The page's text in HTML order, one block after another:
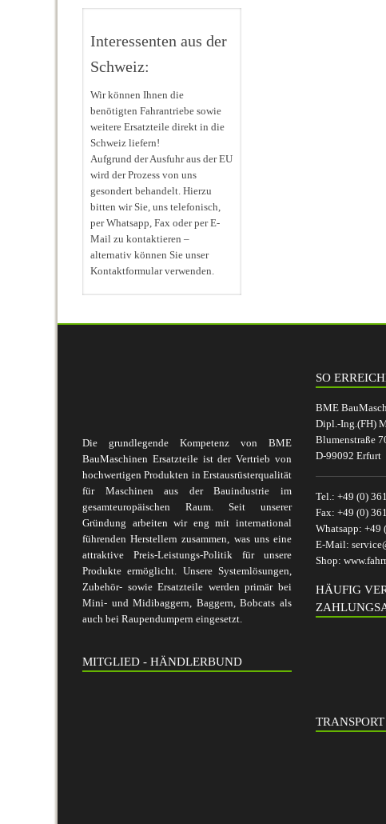
Interessenten aus der
Schweiz:
Wir können Ihnen die
benötigten Fahrantriebe sowie
weitere Ersatzteile direkt in die
Schweiz liefern!
Aufgrund der Ausfuhr aus der EU
wird der Prozess von uns
gesondert behandelt. Hierzu
bitten wir Sie, uns telefonisch,
per Whatsapp, Fax oder per E-
Mail zu kontaktieren –
alternativ können Sie unser
Kontaktformular verwenden.
Die grundlegende Kompetenz von BME
BauMaschinen Ersatzteile ist der Vertrieb von
hochwertigen Produkten in Erstausrüsterqualität
für Maschinen aus der Bauindustrie im
gesamteuropäischen Raum. Seit unserer
Gründung arbeiten wir eng mit international
führenden Herstellern zusammen, was uns eine
attraktive Preis-Leistungs-Politik für unsere
Produkte ermöglicht. Unsere Systemlösungen,
Zubehör- sowie Ersatzteile werden primär bei
Mini- und Midibaggern, Baggern, Bobcats als
auch bei Raupendumpern eingesetzt.
MITGLIED - HÄNDLERBUND
SO
BME
Dipl.-Ing.(FH)
Blumenstraße
D-99092 Erfurt
Tel.: +49 (0)
Fax: +49 (0)
Whatsapp: +49
E-Mail:
Shop:
HÄUFIG